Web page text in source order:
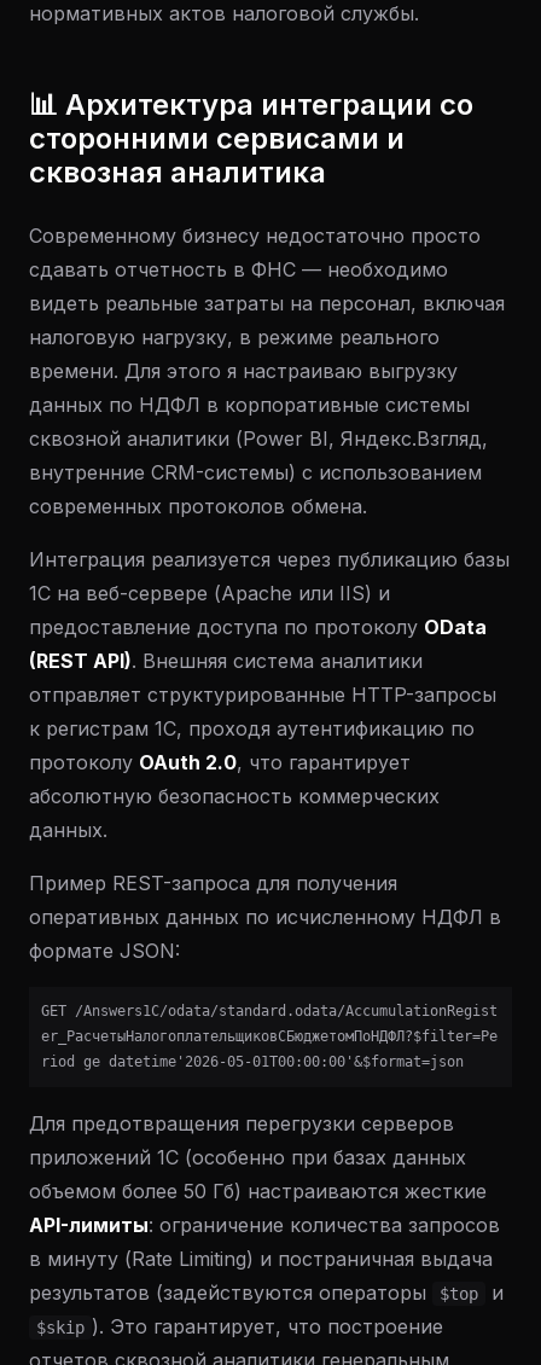
нормативных актов налоговой службы.
📊 Архитектура интеграции со
сторонними сервисами и
сквозная аналитика
Современному бизнесу недостаточно просто
сдавать отчетность в ФНС — необходимо
видеть реальные затраты на персонал, включая
налоговую нагрузку, в режиме реального
времени. Для этого я настраиваю выгрузку
данных по НДФЛ в корпоративные системы
сквозной аналитики (Power BI, Яндекс.Взгляд,
внутренние CRM-системы) с использованием
современных протоколов обмена.
Интеграция реализуется через публикацию базы
1С на веб-сервере (Apache или IIS) и
предоставление доступа по протоколу OData
(REST API). Внешняя система аналитики
отправляет структурированные HTTP-запросы
к регистрам 1С, проходя аутентификацию по
протоколу OAuth 2.0, что гарантирует
абсолютную безопасность коммерческих
данных.
Пример REST-запроса для получения
оперативных данных по исчисленному НДФЛ в
формате JSON:
GET /Answers1C/odata/standard.odata/AccumulationRegist
er_РасчетыНалогоплательщиковСБюджетомПоНДФЛ?$filter=Pe
riod ge datetime'2026-05-01T00:00:00'&$format=json
Для предотвращения перегрузки серверов
приложений 1С (особенно при базах данных
объемом более 50 Гб) настраиваются жесткие
API-лимиты: ограничение количества запросов
в минуту (Rate Limiting) и постраничная выдача
результатов (задействуются операторы
$top и
$skip ). Это гарантирует, что построение
отчетов сквозной аналитики генеральным